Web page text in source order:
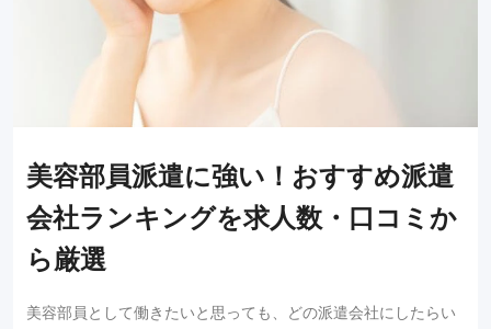
美容部員派遣に強い！おすすめ派遣
会社ランキングを求人数・口コミか
ら厳選
美容部員として働きたいと思っても、どの派遣会社にしたらい